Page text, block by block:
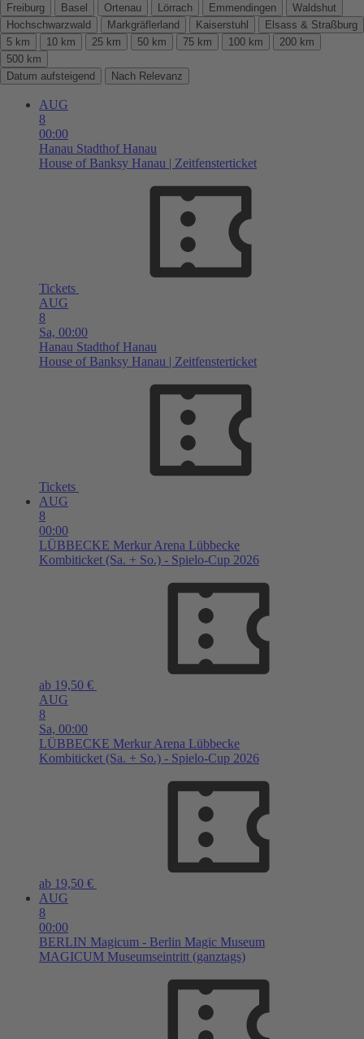
Freiburg
Basel Ortenau Lörrach Emmendingen
Waldshut
Hochschwarzwald
Markgräflerland Kaiserstuhl
Elsass & Straßburg
5 km
10 km 25 km 50 km 75 km 100 km
200 km
500 km
Datum aufsteigend
Nach Relevanz
AUG
8
00:00
Hanau Stadthof Hanau
House of Banksy Hanau | Zeitfensterticket
Tickets
AUG
8
Sa, 00:00
Hanau Stadthof Hanau
House of Banksy Hanau | Zeitfensterticket
Tickets
AUG
8
00:00
LÜBBECKE Merkur Arena Lübbecke
Kombiticket (Sa. + So.) - Spielo-Cup 2026
ab 19,50 €
AUG
8
Sa, 00:00
LÜBBECKE Merkur Arena Lübbecke
Kombiticket (Sa. + So.) - Spielo-Cup 2026
ab 19,50 €
AUG
8
00:00
BERLIN Magicum - Berlin Magic Museum
MAGICUM Museumseintritt (ganztags)